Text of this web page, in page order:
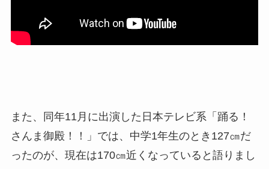
また、同年11月に出演した日本テレビ系「踊る！
さんま御殿！！」では、中学1年生のとき127㎝だ
ったのが、現在は170㎝近くなっていると語りまし